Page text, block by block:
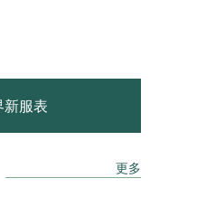
新服表
更多